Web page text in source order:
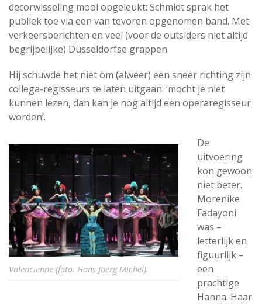
decorwisseling mooi opgeleukt: Schmidt sprak het
publiek toe via een van tevoren opgenomen band. Met
verkeersberichten en veel (voor de outsiders niet altijd
begrijpelijke) Düsseldorfse grappen.
Hij schuwde het niet om (alweer) een sneer richting zijn
collega-regisseurs te laten uitgaan: ‘mocht je niet
kunnen lezen, dan kan je nog altijd een operaregisseur
worden’.
Valencienne (foto: Hans Joerg Michel).
De
uitvoering
kon gewoon
niet beter.
Morenike
Fadayoni
was –
letterlijk en
figuurlijk –
een
prachtige
Hanna. Haar